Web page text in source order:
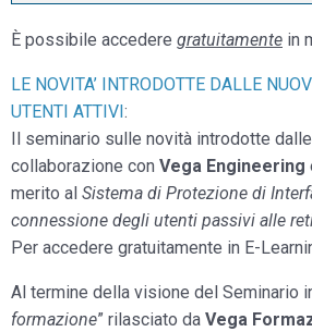
È possibile accedere gratuitamente in
LE NOVITA’ INTRODOTTE DALLE
UTENTI ATTIVI:
Il seminario sulle novità introdotte
collaborazione con Vega Engineering
merito al Sistema di Protezione di
connessione degli utenti passivi alle
Per accedere gratuitamente in E-
Al termine della visione del Seminario
formazione” rilasciato da Vega